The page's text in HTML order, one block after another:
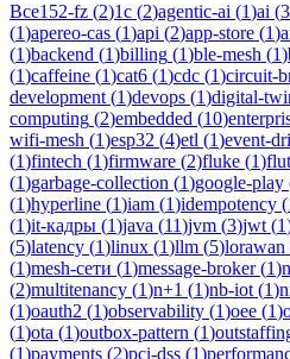
Все152-fz (2)1c (2)agentic-ai (1)ai (3
(1)apereo-cas (1)api (2)app-store (1)
(1)backend (1)billing (1)ble-mesh (1)
(1)caffeine (1)cat6 (1)cdc (1)circuit-
development (1)devops (1)digital-
computing (2)embedded (10)
wifi-mesh (1)esp32 (4)etl (1)event-
(1)fintech (1)firmware (2)fluke (1)
(1)garbage-collection (1)google-play
(1)hyperline (1)iam (1)idempotency (
(1)it-кадры (1)java (11)jvm (3)jwt (1
(5)latency (1)linux (1)llm (5)lorawan
(1)mesh-сети (1)message-broker(1)
(2)multitenancy (1)n+1 (1)nb-iot (1)
(1)oauth2 (1)observability (1)oee (1)
(1)ota (1)outbox-pattern (1)
(1)payments (2)pci-dss (1)